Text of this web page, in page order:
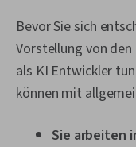
Bevor Sie sich
Vorstellung von
als KI Entwickler
können mit
Sie arbeiten